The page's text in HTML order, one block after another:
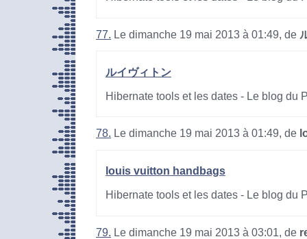
77. Le dimanche 19 mai 2013 à 01:49, de
ルイヴィトン
Hibernate tools et les dates - Le blog du
78. Le dimanche 19 mai 2013 à 01:49, de
louis vuitton handbags
Hibernate tools et les dates - Le blog du
79. Le dimanche 19 mai 2013 à 03:01, de